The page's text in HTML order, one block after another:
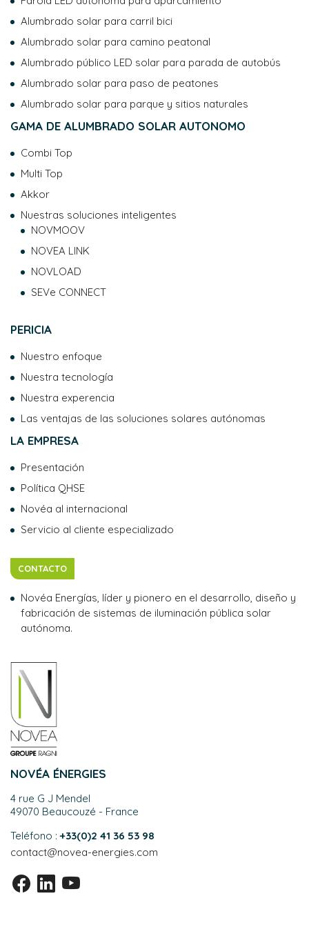
NOVÉA ÉNERGIES
4 rue G J Mendel
49070 Beaucouzé - France
Teléfono :+33(0)2 41 36 53 98
contact@novea-energies.com
Alumbrado solar para carril bici
Alumbrado solar para camino peatonal
Alumbrado público LED solar para parada de autobús
Alumbrado solar para paso de peatones
Alumbrado solar para parque y sitios naturales
GAMA DE ALUMBRADO SOLAR AUTONOMO
Combi Top
Multi Top
Akkor
Nuestras soluciones inteligentes
NOVMOOV
NOVEA LINK
NOVLOAD
SEVe CONNECT
PERICIA
Nuestro enfoque
Nuestra tecnología
Nuestra experencia
Las ventajas de las soluciones solares autónomas
LA EMPRESA
Presentación
Política QHSE
Novéa al internacional
Servicio al cliente especializado
CONTACTO
Novéa Energías, líder y pionero en el desarrollo, diseño y
fabricación de sistemas de iluminación pública solar
autónoma.